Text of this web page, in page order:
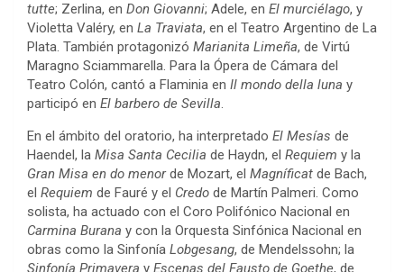
tutte; Zerlina, en Don Giovanni; Adele, en El murciélago, y
Violetta Valéry, en La Traviata, en el Teatro Argentino de La
Plata. También protagonizó Marianita Limeña, de Virtú
Maragno Sciammarella. Para la Ópera de Cámara del
Teatro Colón, cantó a Flaminia en Il mondo della luna y
participó en El barbero de Sevilla.
En el ámbito del oratorio, ha interpretado El Mesías de
Haendel, la Misa Santa Cecilia de Haydn, el Requiem y la
Gran Misa en do menorde Mozart, el Magníficat de Bach,
el Requiem de Fauré y el Credo de Martín Palmeri. Como
solista, ha actuado con el Coro Polifónico Nacional en
Carmina Burana y con la Orquesta Sinfónica Nacional en
obras como la Sinfonía Lobgesang, de Mendelssohn; la
Sinfonía Primavera y Escenas del Fausto de Goethe, de